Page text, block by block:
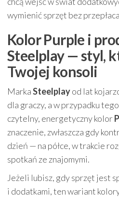
wymienić sprzęt bez
Kolor Purple i
Steelplay — styl,
Twojej konsoli
MarkaSteelplayod lat
dla graczy, a w przypadku
czytelny, energetyczny kolor
znaczenie, zwłaszcza gdy
dzień — na półce, w trakcie
spotkań ze znajomymi.
Jeżeli lubisz, gdy sprzęt jest
i dodatkami, ten wariant